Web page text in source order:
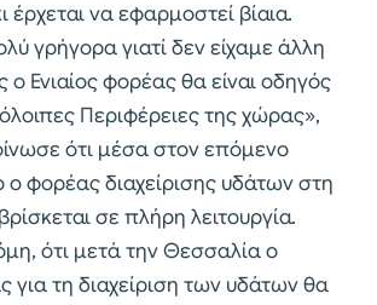
να εφαρμοστεί βίαια.
γρήγορα γιατί δεν είχαμε άλλη
ο Ενιαίος φορέας θα είναι οδηγός
Περιφέρειες της χώρας»,
ότι μέσα στον επόμενο
ο φορέας διαχείρισης υδάτων στη
σε πλήρη λειτουργία.
ότι μετά την Θεσσαλία ο
για τη διαχείριση των υδάτων θα